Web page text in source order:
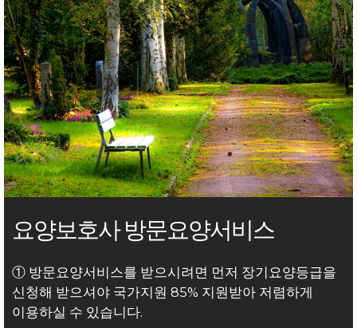
요양보호사 방문요양서비스
① 방문요양서비스를 받으시려면 먼저 장기요양등급을
신청해 받으셔야 국가지원 85% 지원받아 저렴하게
이용하실 수 있습니다.